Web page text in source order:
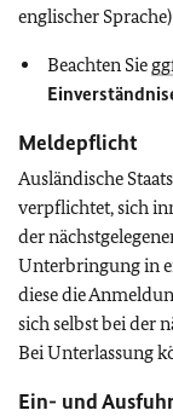
englischer
Beachten Sie
Meldepflicht
Ausländische
verpflichtet, sich
der
Unterbringung in
diese die
sich selbst bei der
Bei Unterlassung
Ein- und